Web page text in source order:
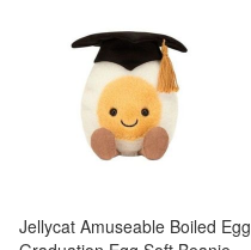
Jellycat Amuseable Boiled Egg